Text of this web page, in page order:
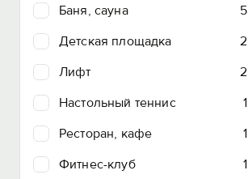
Баня, сауна
5
Детская площадка
2
Лифт
2
Настольный теннис
1
Ресторан, кафе
1
Фитнес-клуб
1